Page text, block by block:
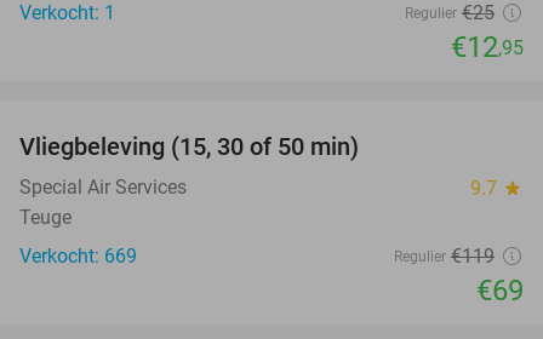
Verkocht: 1
Regulier €25
€12,95
Vliegbeleving (15, 30 of 50 min)
Special Air Services 9.7 star
Teuge
Verkocht: 669
Regulier €119
€69